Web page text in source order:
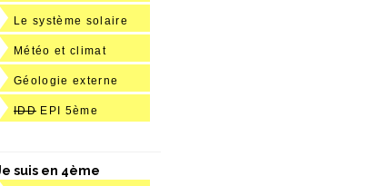
Le système solaire
Météo et climat
Géologie externe
IDD EPI 5ème
suis en 4ème